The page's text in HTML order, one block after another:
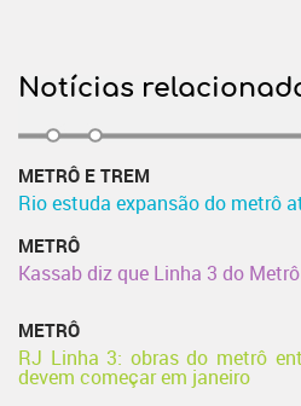
Notícias
METRÔ E TREM
Rio estuda expansão do metrô
METRÔ
Kassab diz que Linha 3 do
METRÔ
RJ Linha 3: obras do metrô
devem começar em janeiro